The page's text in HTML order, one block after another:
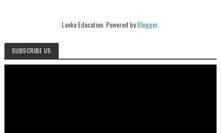
Lanka Education. Powered byBlogger.
SUBSCRIBE US